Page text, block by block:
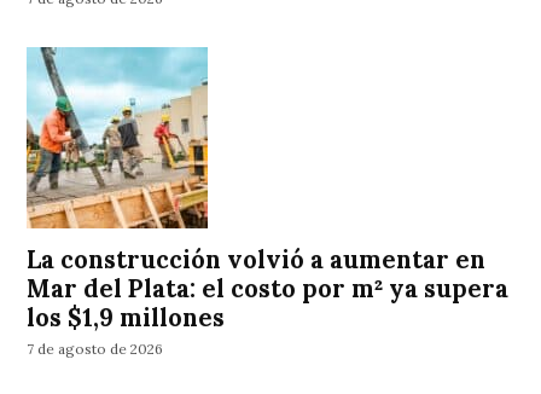
La construcción volvió a aumentar en
Mar del Plata: el costo por m² ya supera
los $1,9 millones
7 de agosto de 2026